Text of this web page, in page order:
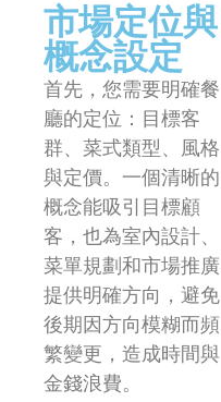
市場定位與
概念設定
首先，您需要明確餐
廳的定位：目標客
群、菜式類型、風格
與定價。一個清晰的
概念能吸引目標顧
客，也為室內設計、
菜單規劃和市場推廣
提供明確方向，避免
後期因方向模糊而頻
繁變更，造成時間與
金錢浪費。